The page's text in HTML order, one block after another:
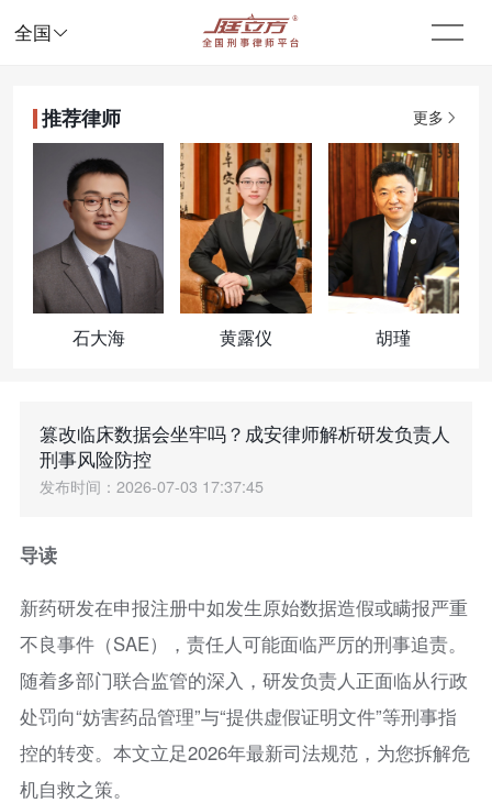
全国 
推荐律师 更多
石大海 黄露仪 胡瑾
篡改临床数据会坐牢吗？成安律师解析研发负责人
刑事风险防控
发布时间：2026-07-03 17:37:45
导读
新药研发在申报注册中如发生原始数据造假或瞒报严重
不良事件（SAE），责任人可能面临严厉的刑事追责。
随着多部门联合监管的深入，研发负责人正面临从行政
处罚向“妨害药品管理”与“提供虚假证明文件”等刑事指
控的转变。本文立足2026年最新司法规范，为您拆解危
机自救之策。